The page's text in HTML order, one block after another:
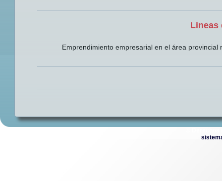
Lineas
Emprendimiento empresarial en el área provincial